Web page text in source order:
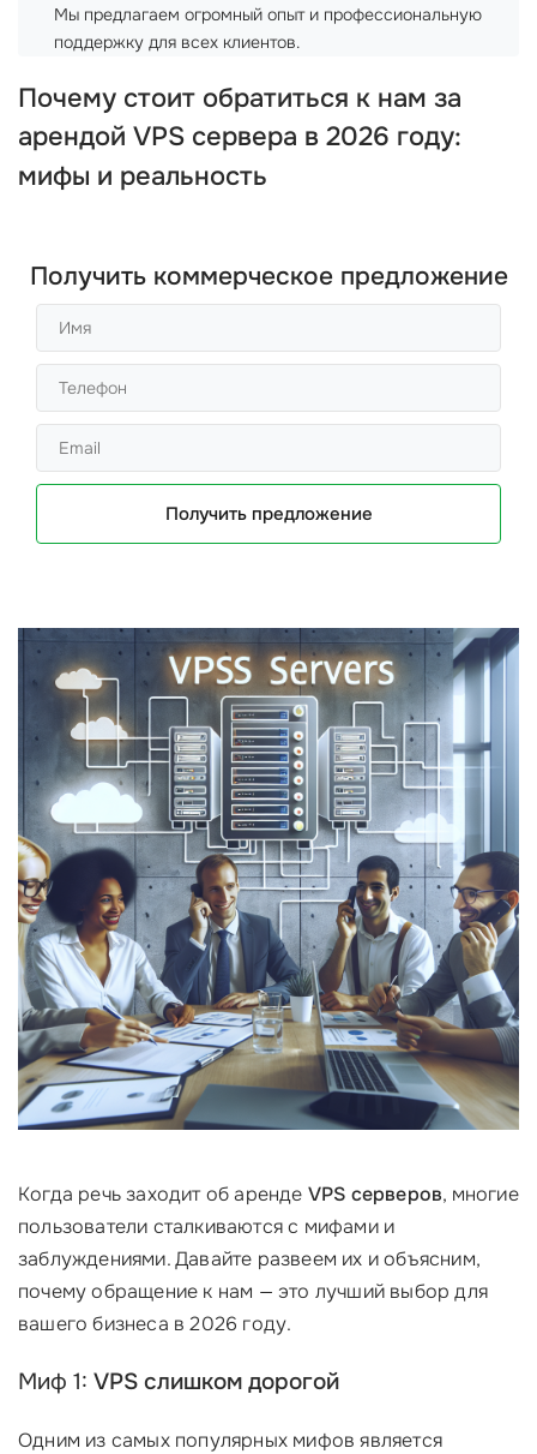
Мы предлагаем огромный опыт и профессиональную
поддержку для всех клиентов.
Почему стоит обратиться к нам за
арендой VPS сервера в 2026 году:
мифы и реальность
Получить коммерческое предложение
Получить предложение
Когда речь заходит об аренде VPS серверов, многие
пользователи сталкиваются с мифами и
заблуждениями. Давайте развеем их и объясним,
почему обращение к нам — это лучший выбор для
вашего бизнеса в 2026 году.
Миф 1: VPS слишком дорогой
Одним из самых популярных мифов является